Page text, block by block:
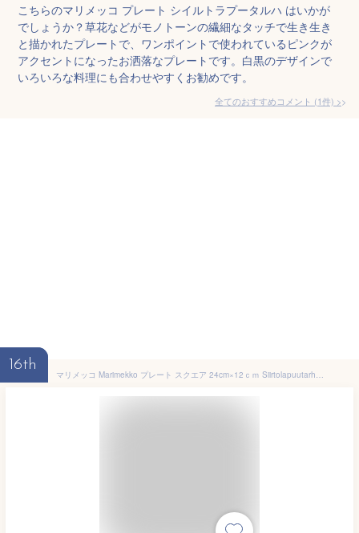
こちらのマリメッコ プレート シイルトラプータルハ はいかが
でしょうか？草花などがモノトーンの繊細なタッチで生き生き
と描かれたプレートで、ワンポイントで使われているピンクが
アクセントになったお洒落なプレートです。白黒のデザインで
いろいろな料理にも合わせやすくお勧めです。
全てのおすすめコメント (1件) >
16th
マリメッコ Marimekko プレート スクエア 24cm×12ｃｍ Siirtolapuutarha シイルトラプータルハ 食器 皿 ホワイト×ブラック 069676 190 [並行輸入品]